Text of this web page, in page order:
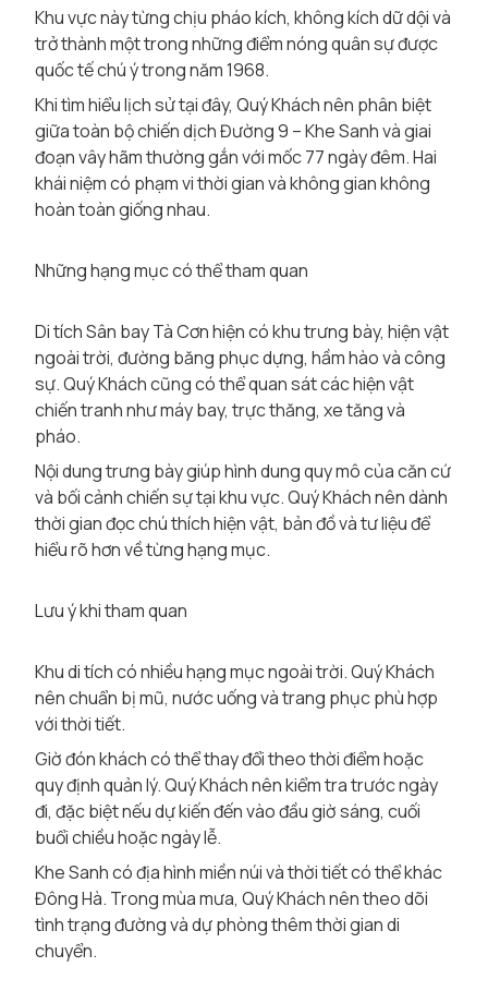
Khu vực này từng chịu pháo kích, không kích dữ dội và
trở thành một trong những điểm nóng quân sự được
quốc tế chú ý trong năm 1968.
Khi tìm hiểu lịch sử tại đây, Quý Khách nên phân biệt
giữa toàn bộ chiến dịch Đường 9 – Khe Sanh và giai
đoạn vây hãm thường gắn với mốc 77 ngày đêm. Hai
khái niệm có phạm vi thời gian và không gian không
hoàn toàn giống nhau.
Những hạng mục có thể tham quan
Di tích Sân bay Tà Cơn hiện có khu trưng bày, hiện vật
ngoài trời, đường băng phục dựng, hầm hào và công
sự. Quý Khách cũng có thể quan sát các hiện vật
chiến tranh như máy bay, trực thăng, xe tăng và
pháo.
Nội dung trưng bày giúp hình dung quy mô của căn cứ
và bối cảnh chiến sự tại khu vực. Quý Khách nên dành
thời gian đọc chú thích hiện vật, bản đồ và tư liệu để
hiểu rõ hơn về từng hạng mục.
Lưu ý khi tham quan
Khu di tích có nhiều hạng mục ngoài trời. Quý Khách
nên chuẩn bị mũ, nước uống và trang phục phù hợp
với thời tiết.
Giờ đón khách có thể thay đổi theo thời điểm hoặc
quy định quản lý. Quý Khách nên kiểm tra trước ngày
đi, đặc biệt nếu dự kiến đến vào đầu giờ sáng, cuối
buổi chiều hoặc ngày lễ.
Khe Sanh có địa hình miền núi và thời tiết có thể khác
Đông Hà. Trong mùa mưa, Quý Khách nên theo dõi
tình trạng đường và dự phòng thêm thời gian di
chuyển.